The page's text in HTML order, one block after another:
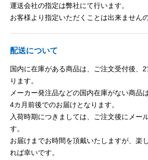
運送会社の指定は弊社にて行います。
お客様より指定いただくことは出来ません
配送について
国内に在庫がある商品は、ご注文受付後、
ります。
メーカー発注品などの国内在庫がない商品
4カ月前後でのお届けとなります。
入荷時期につきましては、ご注文後にメー
す。
お届けまでお時間を頂戴いたしますが、楽
れば幸いです。